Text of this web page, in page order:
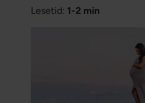
Lesetid: 1-2 min